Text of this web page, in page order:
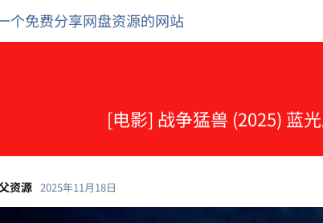
个免费分享网盘资源的网站
[电影] 战争猛兽 (2025) 蓝
资源 2025年11月18日